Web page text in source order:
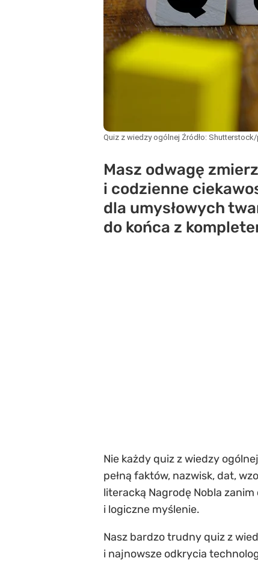
Quiz z wiedzy ogólnej Źródło:
Masz odwagę
i codzienne
dla umysłowych
do końca z
Nie każdy quiz z wiedzy
pełną faktów, nazwisk, dat,
literacką Nagrodę Nobla
i logiczne myślenie.
Nasz bardzo trudny quiz z
i najnowsze odkrycia